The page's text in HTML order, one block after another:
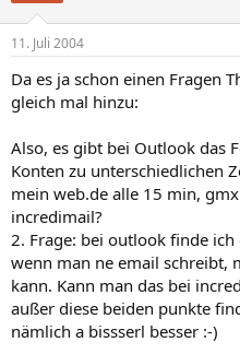
11. Juli 2004
Da es ja schon einen Fragen
gleich mal hinzu:
Also, es gibt bei Outlook das
Konten zu unterschiedlichen
mein web.de alle 15 min,
incredimail?
2. Frage: bei outlook finde
wenn man ne email schreibt,
kann. Kann man das bei
außer diese beiden punkte
nämlich a bissserl besser :-)